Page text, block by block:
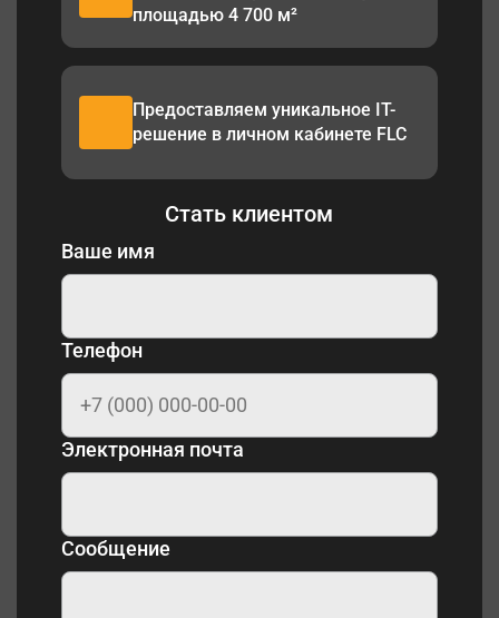
Стать клиентом
Ваше имя
Телефон
Электронная почта
Сообщение
площадью 4 700 м²
Предоставляем уникальное IT-
решение в личном кабинете FLC